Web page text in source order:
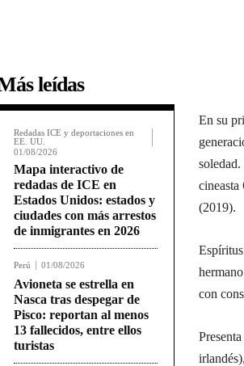
leídas
Redadas ICE y deportaciones en
EE. UU.
01/08/2026
Mapa interactivo de
redadas de ICE en
Estados Unidos: estados y
ciudades con más arrestos
de inmigrantes en 2026
Perú 01/08/2026
Avioneta se estrella en
Nasca tras despegar de
Pisco: reportan al menos
13 fallecidos, entre ellos
turistas
En su
(2019).
con